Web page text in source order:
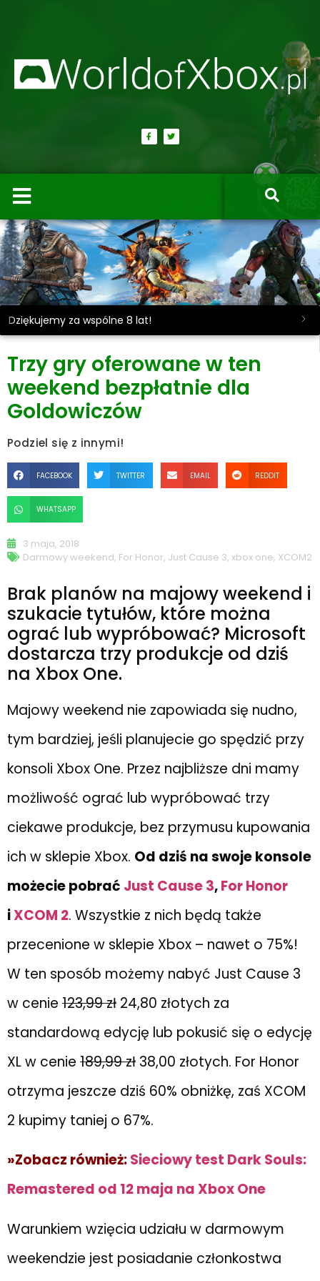
Dziękujemy za wspólne 8 lat!
Trzy gry oferowane w ten
weekend bezpłatnie dla
Goldowiczów
Podziel się z innymi!
FACEBOOK TWITTER EMAIL REDDIT
WHATSAPP
3 maja, 2018
Darmowy weekend, For Honor, Just Cause 3, xbox one, XCOM2
Brak planów na majowy weekend i
szukacie tytułów, które można
ograć lub wypróbować? Microsoft
dostarcza trzy produkcje od dziś
na Xbox One.
Majowy weekend nie zapowiada się nudno,
tym bardziej, jeśli planujecie go spędzić przy
konsoli Xbox One. Przez najbliższe dni mamy
możliwość ograć lub wypróbować trzy
ciekawe produkcje, bez przymusu kupowania
ich w sklepie Xbox. Od dziś na swoje konsole
możecie pobrać Just Cause 3,For Honor
iXCOM 2. Wszystkie z nich będą także
przecenione w sklepie Xbox – nawet o 75%!
W ten sposób możemy nabyć Just Cause 3
w cenie 123,99 zł 24,80 złotych za
standardową edycję lub pokusić się o edycję
XL w cenie 189,99 zł 38,00 złotych. For Honor
otrzyma jeszcze dziś 60% obniżkę, zaś XCOM
2 kupimy taniej o 67%.
»Zobacz również:Sieciowy test Dark Souls:
Remastered od 12 maja na Xbox One
Warunkiem wzięcia udziału w darmowym
weekendzie jest posiadanie członkostwa